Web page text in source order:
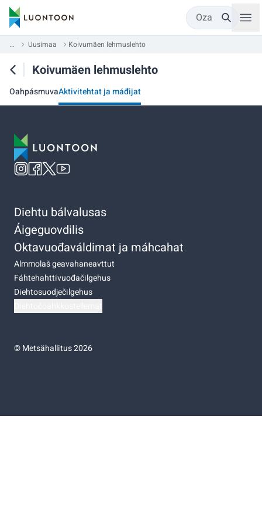
Oza
... Uusimaa Koivumäen lehmuslehto
Koivumäen lehmuslehto
OahpásmuvaAktivitehtat ja máđijat
Diehtu bálvalusas
Áigeguovdilis
Oktavuođaváldimat ja máhcahat
Almmolaš geavahaneavttut
Fáhtehahttivuođačilgehus
Diehtosuodječilgehus
©Metsähallitus 2026